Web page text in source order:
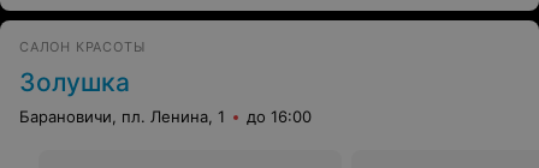
САЛОН КРАСОТЫ
Золушка
Барановичи, пл. Ленина, 1 до 16:00